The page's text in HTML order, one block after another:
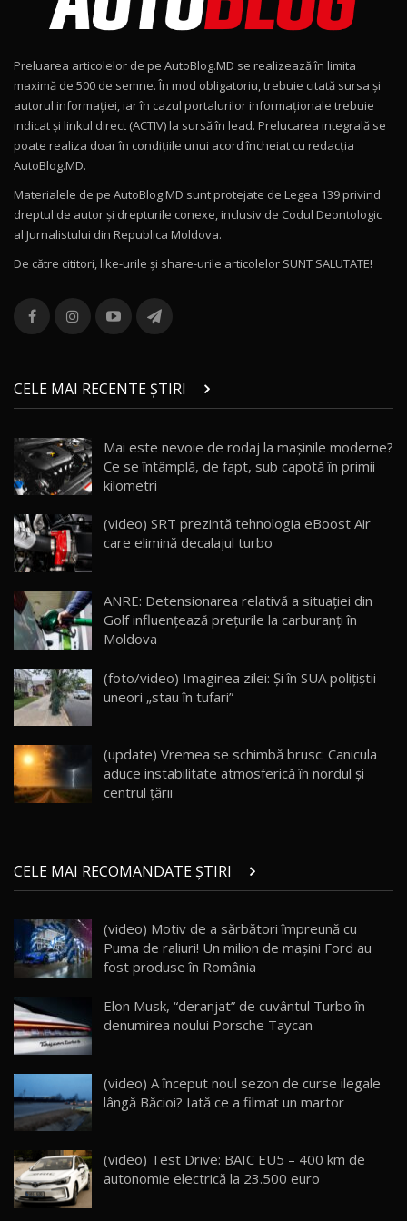
Noul Geely EX2 / Test Drive AutoBlog.MD
15:22
Mercedes-AMG E 53 HYBRID 4MATIC+ / Test
Drive AutoBlog.MD
16:27
11
Noul Volvo ES90 / Test Drive AutoBlog.MD
12
Noul MG HS / Test Drive AutoBlog.MD
16:48
13
combină aventura cu luxul / AutoBlog.MD
36:08
chinez care face lumea să se întoarcă după el
/ AutoBlog.MD
17:27
15 14:37
16
AutoBlogMD
13:10
17 20:06
Va fi modelul nr.1 BYD în Moldova? BYD Seal U
30:08
AutoBlog.MD
23:36
20
Noul ZEEKR 7X / Test Drive AutoBlog.MD
29:08
21
AutoBlog.MD
16:59
22
Noua Mazda 6e / Test Drive AutoBlog.MD
26:59
23
Lynk & Co 01 / Test Drive AutoBlog.MD
25:19
Van Electric Testat în Moldova / AutoBlog.MD
26:38
25
mai Exclusiv și Puternic Defender Testat în
Moldova
32:21
Preluarea articolelor de pe AutoBlog.MD se realizează în limita
maximă de 500 de semne. În mod obligatoriu, trebuie citată sursa și
autorul informației, iar în cazul portalurilor informaționale trebuie
indicat și linkul direct (ACTIV) la sursă în lead. Prelucarea integrală se
poate realiza doar în condițiile unui acord încheiat cu redacţia
AutoBlog.MD.
Materialele de pe AutoBlog.MD sunt protejate de Legea 139 privind
dreptul de autor și drepturile conexe, inclusiv de Codul Deontologic
al Jurnalistului din Republica Moldova.
De către cititori, like-urile şi share-urile articolelor SUNT SALUTATE!
CELE MAI RECENTE ȘTIRI
Mai este nevoie de rodaj la mașinile moderne?
Ce se întâmplă, de fapt, sub capotă în primii
kilometri
(video) SRT prezintă tehnologia eBoost Air
care elimină decalajul turbo
ANRE: Detensionarea relativă a situației din
Golf influențează prețurile la carburanți în
Moldova
(foto/video) Imaginea zilei: Și în SUA polițiștii
uneori „stau în tufari”
(update) Vremea se schimbă brusc: Canicula
aduce instabilitate atmosferică în nordul și
centrul țării
CELE MAI RECOMANDATE ȘTIRI
(video) Motiv de a sărbători împreună cu
Puma de raliuri! Un milion de maşini Ford au
fost produse în România
Elon Musk, “deranjat” de cuvântul Turbo în
denumirea noului Porsche Taycan
(video) A început noul sezon de curse ilegale
lângă Băcioi? Iată ce a filmat un martor
(video) Test Drive: BAIC EU5 – 400 km de
autonomie electrică la 23.500 euro